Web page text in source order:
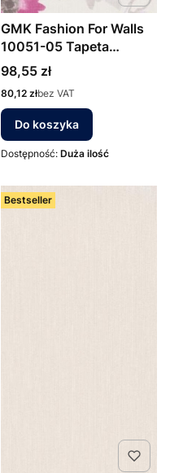
GMK Fashion For Walls
10051-05 Tapeta
ścienna Erismann
Cena
98,55 zł
Cena
80,12 złbez VAT
Do koszyka
Dostępność: Duża ilość
Bestseller